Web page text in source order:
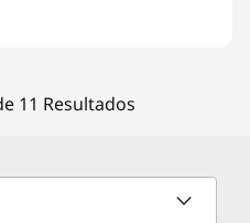
11 Resultados